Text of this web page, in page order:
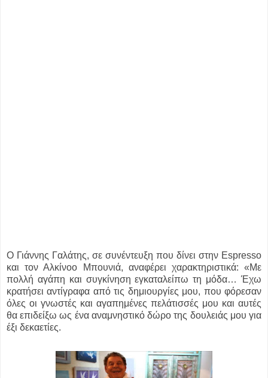
Ο Γιάννης Γαλάτης, σε συνέντευξη που δίνει στην Espresso
και τον Αλκίνοο Μπουνιά, αναφέρει χαρακτηριστικά: «Με
πολλή αγάπη και συγκίνηση εγκαταλείπω τη μόδα… Έχω
κρατήσει αντίγραφα από τις δημιουργίες μου, που φόρεσαν
όλες οι γνωστές και αγαπημένες πελάτισσές μου και αυτές
θα επιδείξω ως ένα αναμνηστικό δώρο της δουλειάς μου για
έξι δεκαετίες.